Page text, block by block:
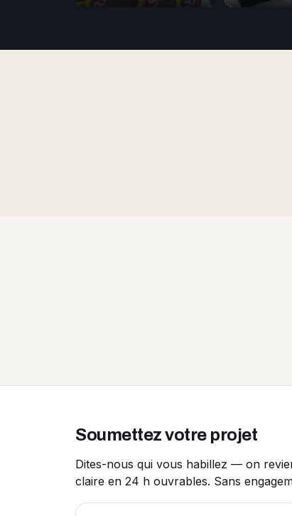
Soumettez votre projet
Dites-nous qui vous habillez — on
claire en 24 h ouvrables. Sans